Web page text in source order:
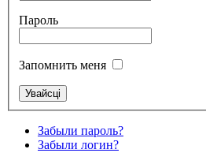
Пароль
Запомнить меня
Забыли пароль?
Забыли логин?